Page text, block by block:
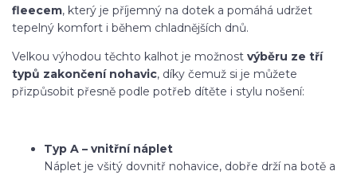
fleecem, který je příjemný na dotek a pomáhá udržet
tepelný komfort i během chladnějších dnů.
Velkou výhodou těchto kalhot je možnost výběru ze tří
typů zakončení nohavic, díky čemuž si je můžete
přizpůsobit přesně podle potřeb dítěte i stylu nošení:
Typ A – vnitřní náplet
Náplet je všitý dovnitř nohavice, dobře drží na botě a